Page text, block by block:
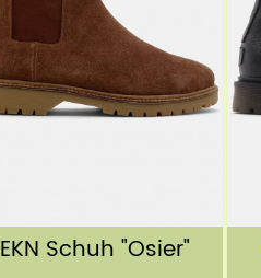
EKN Schuh "Osier"